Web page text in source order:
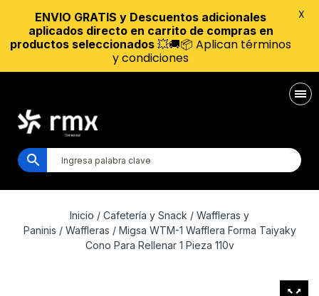
Inicio / Cafetería y Snack / Waffleras y
Paninis / Waffleras / Migsa WTM-1 Wafflera Forma Taiyaky
Cono Para Rellenar 1 Pieza 110v
ENVIO GRATIS y Descuentos adicionales
aplicados directo en carrito de compras en
productos seleccionados 💥🚚📦 Aplican términos
y condiciones
X